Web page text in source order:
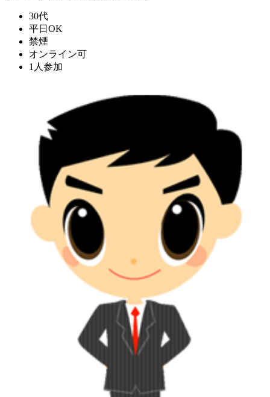
30代
平日OK
禁煙
オンライン可
1人参加